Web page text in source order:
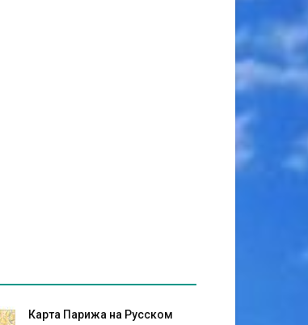
Карта Парижа на Русском